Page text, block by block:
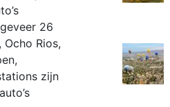
26
Rios,
zijn